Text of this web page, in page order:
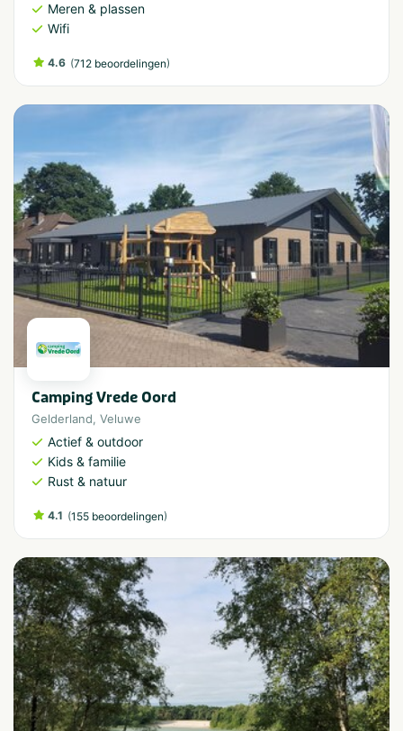
Meren & plassen
Wifi
4.6 (712 beoordelingen)
Camping Vrede Oord
Gelderland, Veluwe
Actief & outdoor
Kids & familie
Rust & natuur
4.1 (155 beoordelingen)